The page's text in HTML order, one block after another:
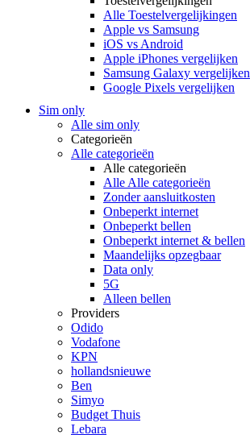
Alle Toestelvergelijkingen
Apple vs Samsung
iOS vs Android
Apple iPhones vergelijken
Samsung Galaxy vergelijken
Google Pixels vergelijken
Sim only
Alle sim only
Categorieën
Alle categorieën
Alle categorieën
Alle Alle categorieën
Zonder aansluitkosten
Onbeperkt internet
Onbeperkt bellen
Onbeperkt internet & bellen
Maandelijks opzegbaar
Data only
5G
Alleen bellen
Providers
Odido
Vodafone
KPN
hollandsnieuwe
Ben
Simyo
Budget Thuis
Lebara